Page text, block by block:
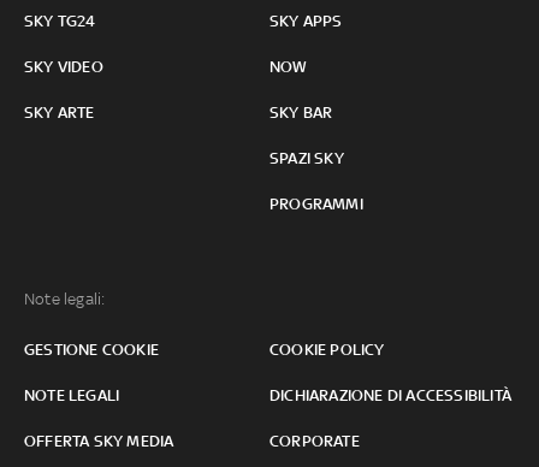
SKY TG24
SKY VIDEO
SKY ARTE
SKY APPS
NOW
SKY BAR
SPAZI SKY
PROGRAMMI
Note legali:
GESTIONE COOKIE COOKIE POLICY
NOTE LEGALI DICHIARAZIONE DI ACCESSIBILITÀ
OFFERTA SKY MEDIA CORPORATE